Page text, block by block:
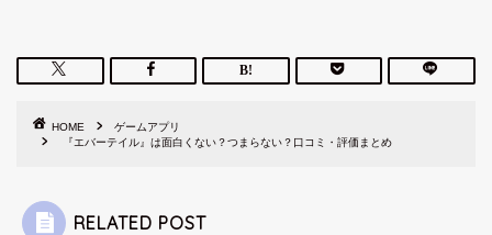
HOME
ゲームアプリ
『エバーテイル』は面白くない？つまらない？口コミ・評価まとめ
RELATED POST